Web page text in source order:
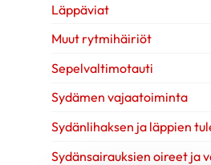
Läppäviat
Muut rytmihäiriöt
Sepelvaltimotauti
Sydämen vajaatoiminta
Sydänlihaksen ja läppien
Sydänsairauksien oireet ja